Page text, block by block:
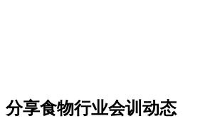
分享食物行业会训动态